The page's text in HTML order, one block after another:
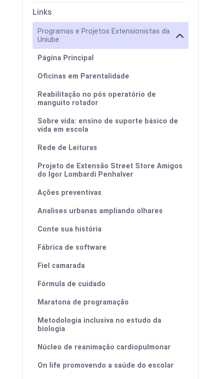
Links
Programas e Projetos Extensionistas da
Uniube
Página Principal
Oficinas em Parentalidade
Reabilitação no pós operatório de
manguito rotador
Sobre vida: ensino de suporte básico de
vida em escola
Rede de Leituras
Projeto de Extensão Street Store Amigos
do Igor Lombardi Penhalver
Ações preventivas
Analises urbanas ampliando olhares
Conte sua história
Fábrica de software
Fiel camarada
Fórmula de cuidado
Maratona de programação
Metodologia inclusiva no estudo da
biologia
Núcleo de reanimação cardiopulmonar
On life promovendo a saúde do escolar